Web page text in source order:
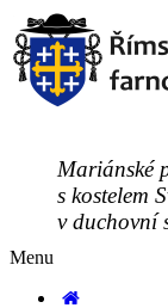
Mariánské
s kostelem
v duchovní
Menu